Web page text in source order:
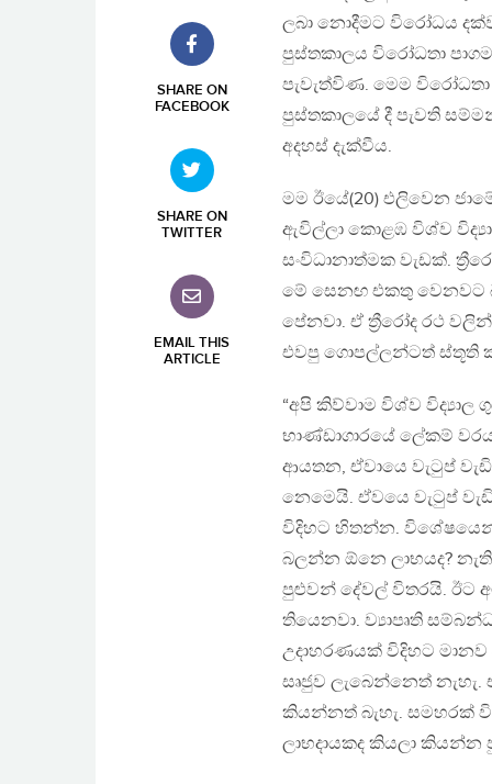
SHARE ON
FACEBOOK
SHARE ON
TWITTER
EMAIL THIS
ARTICLE
ලබා නොදීමට විරෝධය
පුස්තකාලය විරෝධතා
පැවැත්විණ. මෙම
පුස්තකාලයේ දී පැවති
අදහස් දැක්වීය.
මම ඊයේ(20) එලිවෙන
ඇවිල්ලා කොළඹ විශ්ව
සංවිධානාත්මක වැඩක්.
මේ සෙනඟ එකතු වෙනවට
පේනවා. ඒ ත්‍රීරෝද රථ
එවපු ගොපල්ලන්ටත් ස්තූති
“අපි කිව්වාම විශ්ව
භාණ්ඩාගාරයේ ලේකම්
ආයතන, ඒවායෙ වැටුප්
නෙමෙයි. ඒවයෙ වැටුප්
විදිහට හිතන්න. විශේෂයෙන්
බලන්න ඕනෙ ලාභයද?
පුළුවන් දේවල් විතරයි. ඊට
තියෙනවා. ව්‍යාපෘති
උදාහරණයක් විදිහට
සෘජුව ලැබෙන්නෙත්
කියන්නත් බැහැ. සමහරක්
ලාභදායකද කියලා කියන්න